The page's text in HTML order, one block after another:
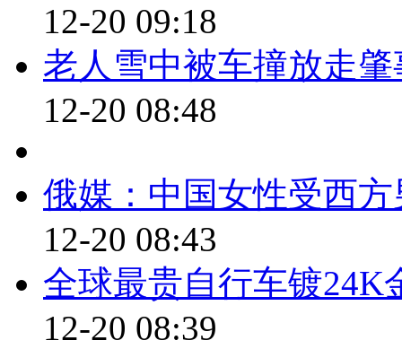
语录四：“地铁补贴应只给北
人补贴。”
【解说】专家说塑化剂喝点
在专家的话真是越来越不靠谱。
一位名叫张彬的专家发表了一番
价，说明地铁票早该涨了。而
人有事没事就坐地铁，北京地
张专家，您一边而凉快去吧，咱
您说地铁补贴应该只给北京市
12-20 09:18
老人雪中被车撞放走
12-20 08:48
俄媒：中国女性受西
12-20 08:43
全球最贵自行车镀24K
12-20 08:39